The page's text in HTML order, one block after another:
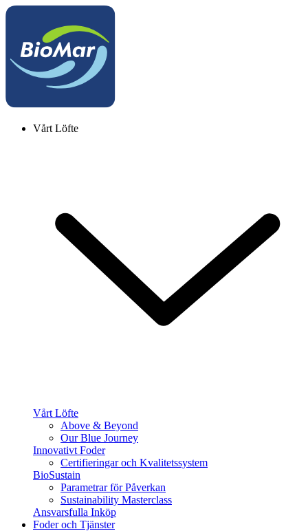
Vårt Löfte
Vårt Löfte
Above & Beyond
Our Blue Journey
Innovativt Foder
Certifieringar och Kvalitetssystem
BioSustain
Parametrar för Påverkan
Sustainability Masterclass
Ansvarsfulla Inköp
Foder och Tjänster